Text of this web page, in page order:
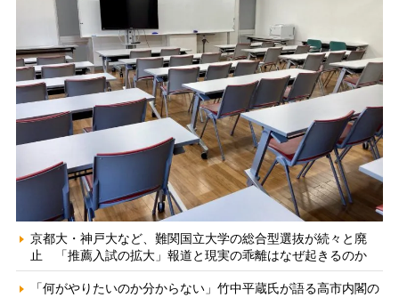
京都大・神戸大など、難関国立大学の総合型選抜が続々と廃
止 「推薦入試の拡大」報道と現実の乖離はなぜ起きるのか
「何がやりたいのか分からない」竹中平蔵氏が語る高市内閣の